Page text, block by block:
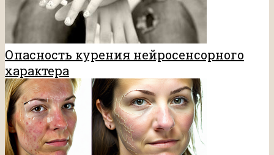
Опасность курения нейросенсорного
характера